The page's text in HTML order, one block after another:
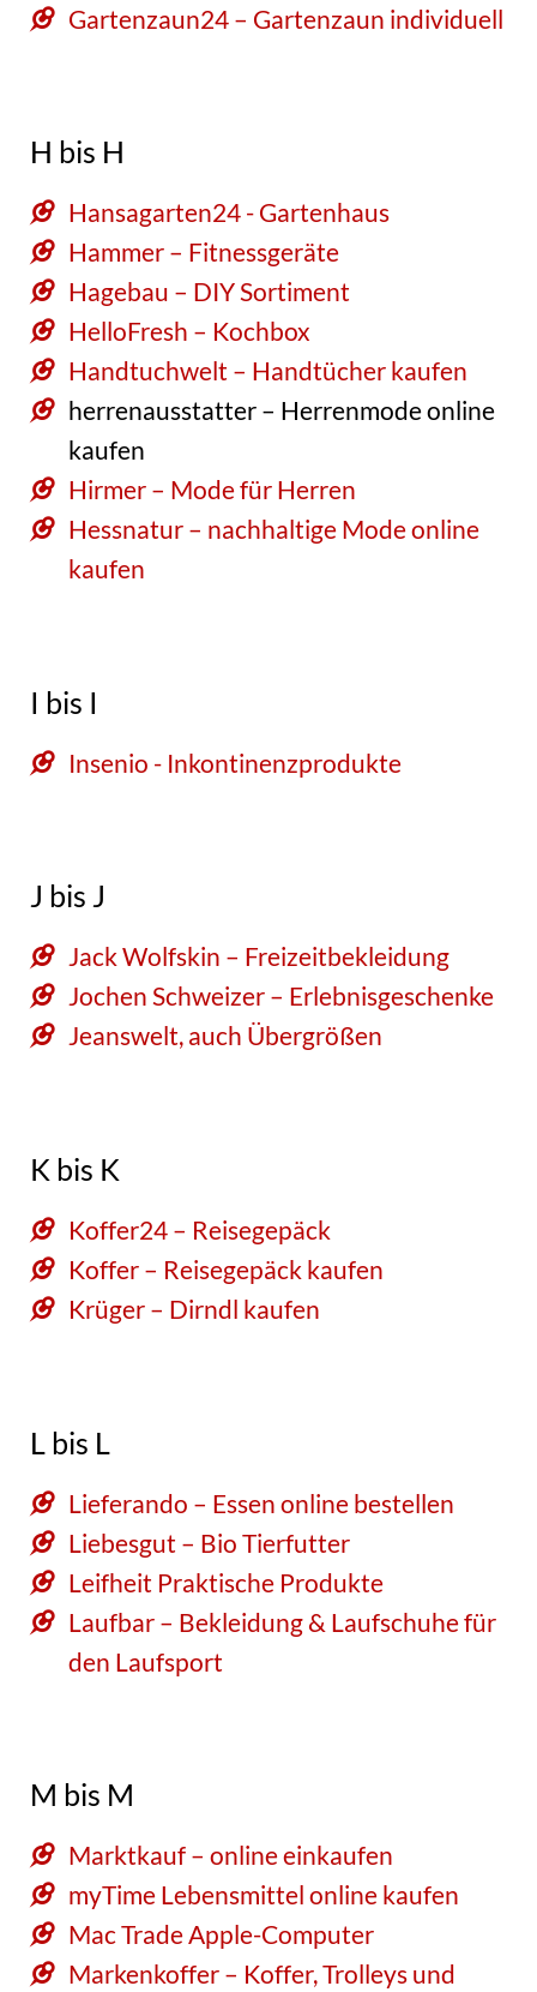
Gartenzaun24 – Gartenzaun individuell
H bis H
Hansagarten24 - Gartenhaus
Hammer – Fitnessgeräte
Hagebau – DIY Sortiment
HelloFresh – Kochbox
Handtuchwelt – Handtücher kaufen
herrenausstatter – Herrenmode online
kaufen
Hirmer – Mode für Herren
Hessnatur – nachhaltige Mode online
kaufen
I bis I
Insenio - Inkontinenzprodukte
J bis J
Jack Wolfskin – Freizeitbekleidung
Jochen Schweizer – Erlebnisgeschenke
Jeanswelt, auch Übergrößen
K bis K
Koffer24 – Reisegepäck
Koffer – Reisegepäck kaufen
Krüger – Dirndl kaufen
L bis L
Lieferando – Essen online bestellen
Liebesgut – Bio Tierfutter
Leifheit Praktische Produkte
Laufbar – Bekleidung & Laufschuhe für
den Laufsport
M bis M
Marktkauf – online einkaufen
myTime Lebensmittel online kaufen
Mac Trade Apple-Computer
Markenkoffer – Koffer, Trolleys und